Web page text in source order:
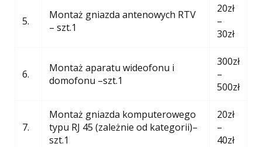
5.
Montaż gniazda antenowych RTV
– szt.1
20zł
–
30zł
6.
Montaż aparatu wideofonu i
domofonu –szt.1
300zł
–
500zł
7.
Montaż gniazda komputerowego
typu RJ 45 (zależnie od kategorii)–
szt.1
20zł
–
40zł